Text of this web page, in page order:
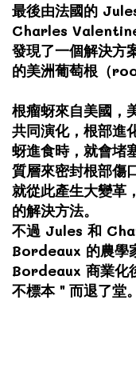
最後由法國的
Charles
發現了一個解決方
的美洲葡萄根（
根瘤蚜來自美國，
共同演化，根部進
蚜進食時，就會堵
質層來密封根部傷
就從此產生大變革
的解決方法。
不過 Jules 和
Bordeaux 的農學
Bordeaux 商業化
不標本＂而退了堂。